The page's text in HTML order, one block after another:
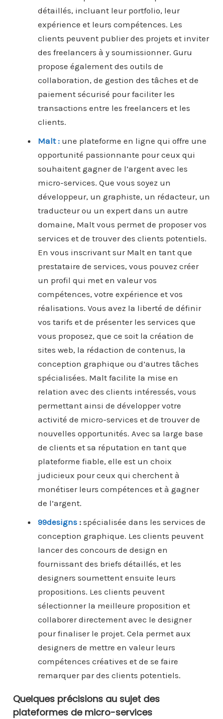
détaillés, incluant leur portfolio, leur
expérience et leurs compétences. Les
clients peuvent publier des projets et inviter
des freelancers à y soumissionner. Guru
propose également des outils de
collaboration, de gestion des tâches et de
paiement sécurisé pour faciliter les
transactions entre les freelancers et les
clients.
Malt : une plateforme en ligne qui offre une
opportunité passionnante pour ceux qui
souhaitent gagner de l’argent avec les
micro-services. Que vous soyez un
développeur, un graphiste, un rédacteur, un
traducteur ou un expert dans un autre
domaine, Malt vous permet de proposer vos
services et de trouver des clients potentiels.
En vous inscrivant sur Malt en tant que
prestataire de services, vous pouvez créer
un profil qui met en valeur vos
compétences, votre expérience et vos
réalisations. Vous avez la liberté de définir
vos tarifs et de présenter les services que
vous proposez, que ce soit la création de
sites web, la rédaction de contenus, la
conception graphique ou d’autres tâches
spécialisées. Malt facilite la mise en
relation avec des clients intéressés, vous
permettant ainsi de développer votre
activité de micro-services et de trouver de
nouvelles opportunités. Avec sa large base
de clients et sa réputation en tant que
plateforme fiable, elle est un choix
judicieux pour ceux qui cherchent à
monétiser leurs compétences et à gagner
de l’argent.
99designs : spécialisée dans les services de
conception graphique. Les clients peuvent
lancer des concours de design en
fournissant des briefs détaillés, et les
designers soumettent ensuite leurs
propositions. Les clients peuvent
sélectionner la meilleure proposition et
collaborer directement avec le designer
pour finaliser le projet. Cela permet aux
designers de mettre en valeur leurs
compétences créatives et de se faire
remarquer par des clients potentiels.
Quelques précisions au sujet des
plateformes de micro-services